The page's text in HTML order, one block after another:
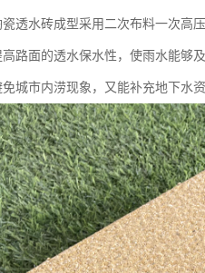
透水砖成型采用二次布料一次高
路面的透水保水性，使雨水能够
城市内涝现象，又能补充地下水